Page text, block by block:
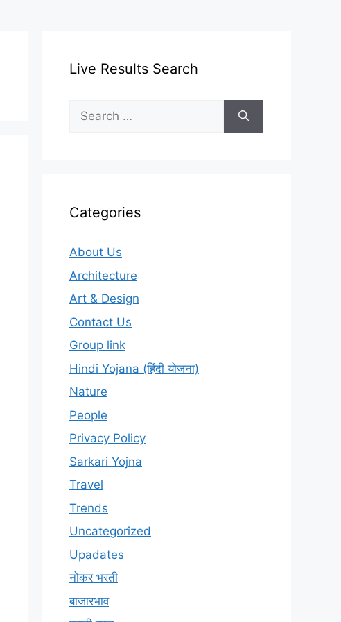
Live Results Search
Search
for:
Categories
About Us
Architecture
Art & Design
Contact Us
Group link
Hindi Yojana (हिंदी योजना)
Nature
People
Privacy Policy
Sarkari Yojna
Travel
Trends
Uncategorized
Upadates
नोकर भरती
बाजारभाव